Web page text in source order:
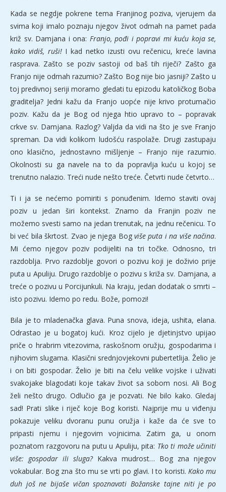
Kada se negdje pokrene tema Franjinog poziva, vjerujem da
svima koji imalo poznaju njegov život odmah na pamet pada
križ sv. Damjana i ona: Franjo, pođi i popravi mi kuću koja se,
kako vidiš, ruši!I kad netko izusti ovu rečenicu, kreće lavina
rasprava. Zašto se poziv sastoji od baš tih riječi? Zašto ga
Franjo nije odmah razumio? Zašto Bog nije bio jasniji? Zašto u
toj predivnoj seriji moramo gledati tu epizodu katoličkog Boba
graditelja? Jedni kažu da Franjo uopće nije krivo protumačio
poziv. Kažu da je Bog od njega htio upravo to – popravak
crkve sv. Damjana. Razlog? Valjda da vidi na što je sve Franjo
spreman. Da vidi kolikom ludošću raspolaže. Drugi zastupaju
ono klasično, jednostavno mišljenje – Franjo nije razumio.
Okolnosti su ga navele na to da popravlja kuću u kojoj se
trenutno nalazio. Treći nude nešto treće. Četvrti nude četvrto…
Ti i ja se nećemo pomiriti s ponuđenim. Idemo staviti ovaj
poziv u jedan širi kontekst. Znamo da Franjin poziv ne
možemo svesti samo na jedan trenutak, na jednu rečenicu. To
bi već bila škrtost. Zvao je njega Bogviše puta i na više načina.
Mi ćemo njegov poziv podijeliti na tri točke. Odnosno, tri
razdoblja. Prvo razdoblje govori o pozivu koji je doživio prije
puta u Apuliju. Drugo razdoblje o pozivu s križa sv. Damjana, a
treće o pozivu u Porcijunkuli. Na kraju, jedan dodatak o smrti –
isto pozivu. Idemo po redu. Bože, pomozi!
Bila je to mladenačka glava. Puna snova, ideja, ushita, elana.
Odrastao je u bogatoj kući. Kroz cijelo je djetinjstvo upijao
priče o hrabrim vitezovima, raskošnom oružju, gospodarima i
njihovim slugama. Klasični srednjovjekovni pubertetlija. Želio je
i on biti gospodar. Želio je biti na čelu velike vojske i uživati
svakojake blagodati koje takav život sa sobom nosi. Ali Bog
želi nešto drugo. Odlučio ga je pozvati. Ne bilo kako. Gledaj
sad! Prati slike i riječ koje Bog koristi. Najprije mu u viđenju
pokazuje veliku dvoranu punu oružja i kaže da će sve to
pripasti njemu i njegovim vojnicima. Zatim ga, u onom
poznatom razgovoru na putu u Apuliju, pita: Tko ti može učiniti
više: gospodar ili sluga?Kakva mudrost… Bog zna njegov
vokabular. Bog zna što mu se vrti po glavi. I to koristi. Kako mu
duh još ne bijaše vičan spoznavati Božanske tajne niti je po